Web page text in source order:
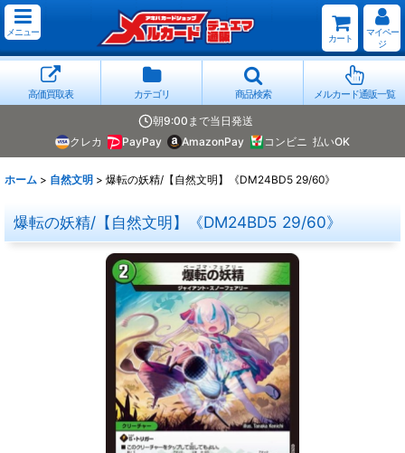
メニュー
カート
マイペー
ジ
高価買取表 カテゴリ 商品検索 メルカード通販一覧
朝9:00まで当日発送
クレカ
PayPay AmazonPay コンビニ 払いOK
ホーム > 自然文明 > 爆転の妖精/【自然文明】《DM24BD5 29/60》
爆転の妖精/【自然文明】《DM24BD5 29/60》